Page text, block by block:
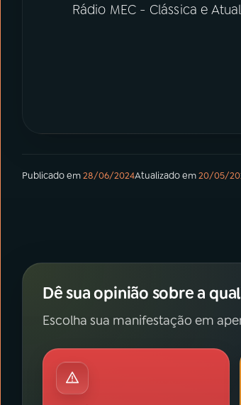
Rádio MEC - Clássica e
Publicado em28/06/2024Atualizado em20/05/
Dê sua opinião sobre a
Escolha sua manifestação em